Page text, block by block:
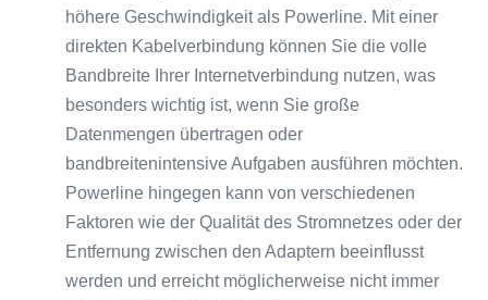
höhere Geschwindigkeit als Powerline. Mit einer
direkten Kabelverbindung können Sie die volle
Bandbreite Ihrer Internetverbindung nutzen, was
besonders wichtig ist, wenn Sie große
Datenmengen übertragen oder
bandbreitenintensive Aufgaben ausführen möchten.
Powerline hingegen kann von verschiedenen
Faktoren wie der Qualität des Stromnetzes oder der
Entfernung zwischen den Adaptern beeinflusst
werden und erreicht möglicherweise nicht immer